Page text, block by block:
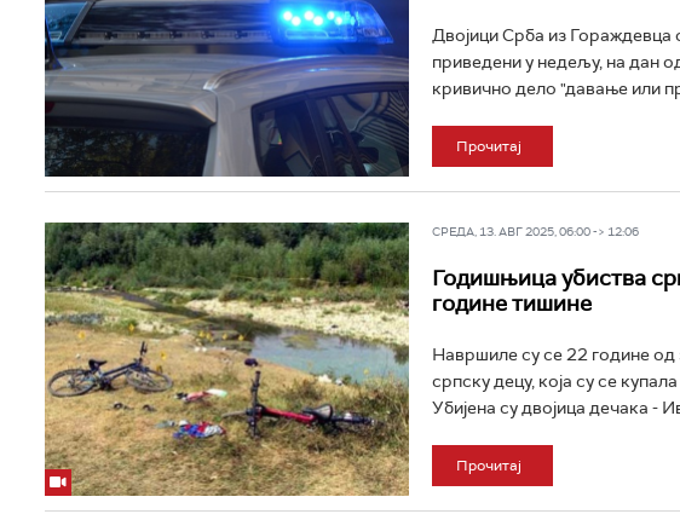
Двојици Срба из Гораждевца
приведени у недељу, на дан
кривично дело "давање или
Прочитај
СРЕДА, 13. АВГ 2025, 06:00 -> 12:06
Годишњица убиства
године тишине
Навршиле су се 22 године од
српску децу, која су се
Убијена су двојица дечака -
Прочитај